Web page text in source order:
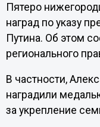
Пятеро
наград по указу
Путина. Об этом
регионального
В частности,
наградили
за укрепление